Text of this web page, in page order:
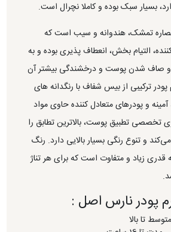
بسیار سبک بوده و کاملا نچرال است.
تمشک، هندوانه و سیب است که
التیام بخش، انعطاف پذیری بوده و به
و صاف شدن پوست و درخشندگی بیشتر آن
ترکیبی از بیس شفاف با رنگدانه های
آمینه و پودرهای متعادل کننده حاوی مواد
تخصصی تطبیق پوست، بالاترین تطابق را
و تنوع رنگی بسیار بالایی دارد. رنگ
قدری زیاد و متفاوت است که برای هر تناژ
پودر نارس اصل :
تا بالا